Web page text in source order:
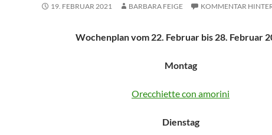
19. FEBRUAR 2021 BARBARA FEIGE KOMMENTAR
Wochenplan vom 22. Februar bis 28. Februar
Montag
Orecchiette con amorini
Dienstag